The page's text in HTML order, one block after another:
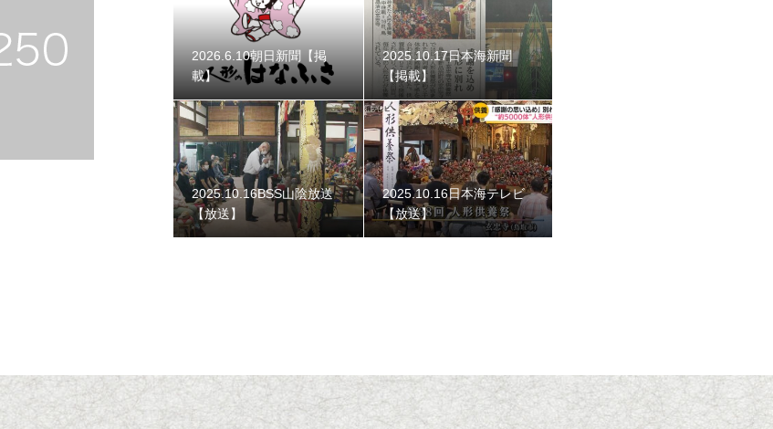
2026.6.10朝日新聞【掲
載】
2025.10.17日本海新聞
【掲載】
2025.10.16BSS山陰放送
【放送】
2025.10.16日本海テレビ
【放送】